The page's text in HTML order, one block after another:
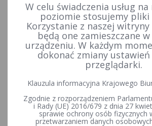
Prawo wyborcze Wyjaśnienia, stanowiska i komunikaty 2016 r.
Komunikat
Komisji Wyborczej z
kwietnia 2016 r.
wzorów urn
W celu świadczenia usług na
poziomie stosujemy pliki
Korzystanie z naszej witryny
będą one zamieszczane
urządzeniu. W każdym
dokonać zmiany
przeglądarki.
Klauzula informacyjna Krajowego
Zgodnie z rozporządzeniem
i Rady (UE) 2016/679 z dnia 27
sprawie ochrony osób fizycznych
przetwarzaniem danych